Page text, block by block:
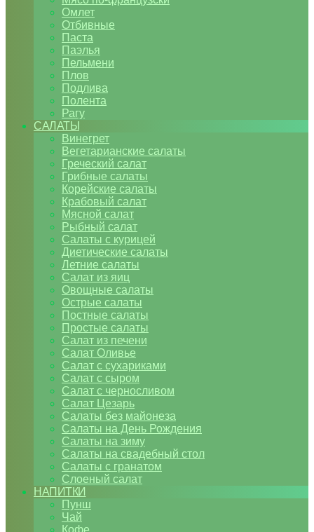
Омлет
Отбивные
Паста
Паэлья
Пельмени
Плов
Подлива
Полента
Рагу
САЛАТЫ
Винегрет
Вегетарианские салаты
Греческий салат
Грибные салаты
Корейские салаты
Крабовый салат
Мясной салат
Рыбный салат
Салаты с курицей
Диетические салаты
Летние салаты
Салат из яиц
Овощные салаты
Острые салаты
Постные салаты
Простые салаты
Салат из печени
Салат Оливье
Салат с сухариками
Салат с сыром
Салат с черносливом
Салат Цезарь
Салаты без майонеза
Салаты на День Рождения
Салаты на зиму
Салаты на свадебный стол
Салаты с гранатом
Слоеный салат
НАПИТКИ
Пунш
Чай
Кофе